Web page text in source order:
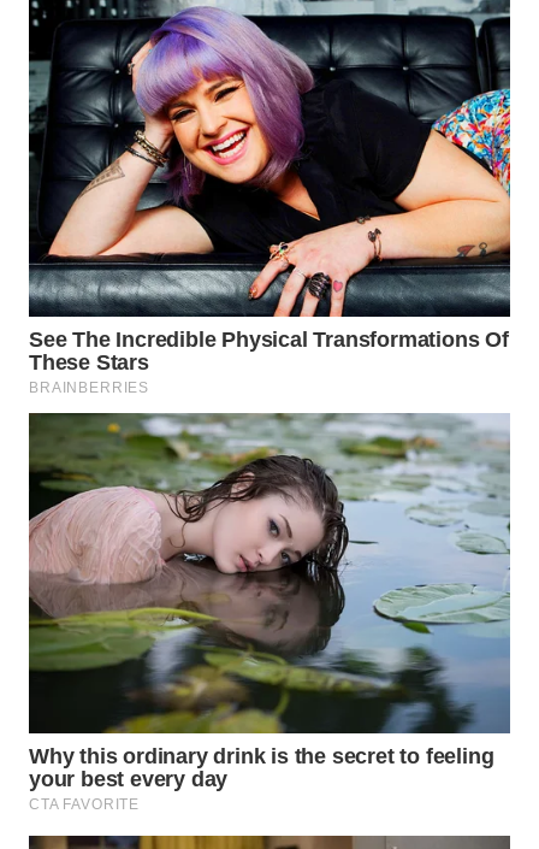
WN
SULSEL
WN
GORONTALO
WN
SULUT
WN
MALUKU
WN
MALUT
WN
DAIRI
WN
DANAU
TOBA
WN
WN
LANGKAT
WN